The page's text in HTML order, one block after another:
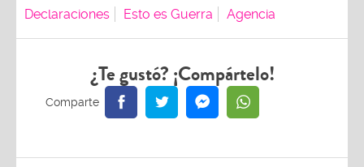
Declaraciones
Esto es Guerra Agencia
¿Te gustó? ¡Compártelo!